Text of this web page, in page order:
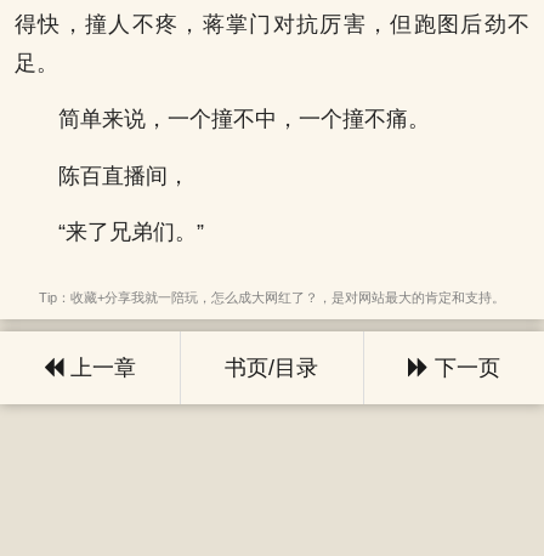
得快，撞人不疼，蒋掌门对抗厉害，但跑图后劲不
足。
简单来说，一个撞不中，一个撞不痛。
陈百直播间，
“来了兄弟们。”
Tip：收藏+分享我就一陪玩，怎么成大网红了？，是对网站最大的肯定和支持。
上一章 书页/目录 下一页